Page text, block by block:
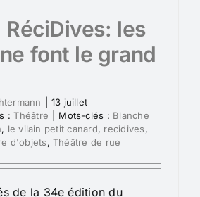
RéciDives: les
font le grand
13 juillet
:Théâtre Mots-clés : Blanche
, le vilain petit canard, recidives,
d'objets, Théâtre de rue
de la 34e édition du